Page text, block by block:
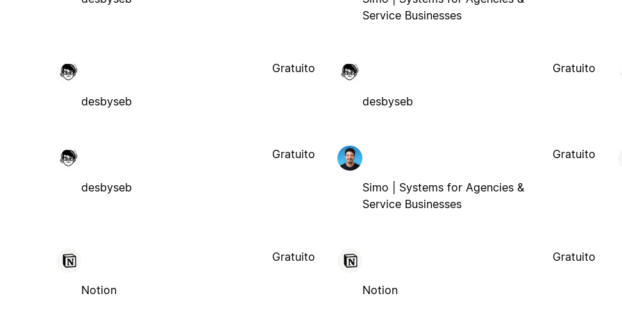
Service Businesses
desbyseb
Gratuito
desbyseb
Gratuito
desbyseb
Gratuito
Simo | Systems for Agencies &
Service Businesses
Gratuito
Notion
Gratuito
Notion
Gratuito